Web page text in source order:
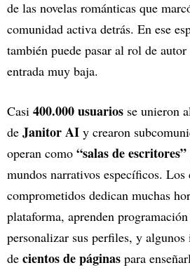
de las novelas románticas que
comunidad activa detrás. En ese
también puede pasar al rol de
entrada muy baja.
Casi 400.000 usuarios se unieron
de Janitor AI y crearon
operan como “salas de escritores”
mundos narrativos específicos. Los
comprometidos dedican muchas
plataforma, aprenden
personalizar sus perfiles, y
de cientos de páginas para